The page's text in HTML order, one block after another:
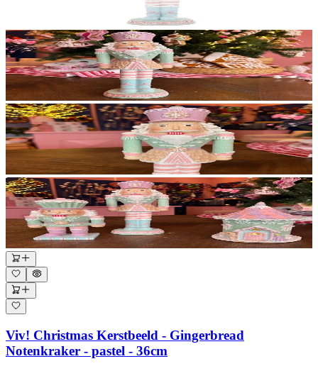
Viv! Christmas Kerstbeeld - Gingerbread
Notenkraker - pastel - 36cm